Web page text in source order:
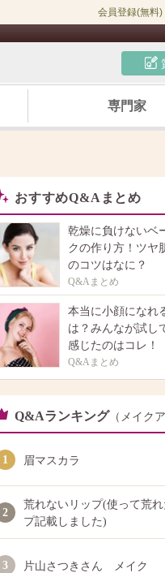
会員登録(無料)
専門家
おすすめQ&Aまとめ
乾燥に負けないベ
クの作り方！ツヤ
のコツはなに？
Q&Aまとめ
本当に小顔になれ
は？みんなが試し
感じたのはコレ！
Q&Aまとめ
Q&Aランキング （メイク
1 眉マスカラ
2
荒れないリップ(使って荒れ
プ記載しました)
3 片山さつきさん メイク